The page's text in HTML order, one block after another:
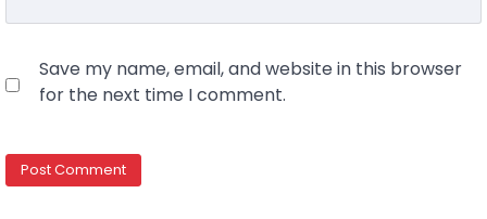
Save my name, email, and website in this browser
for the next time I comment.